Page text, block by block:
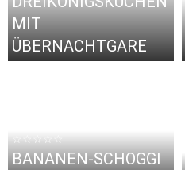
MIT
ÜBERNACHTGARE
☆☆☆☆☆
BANANEN-SCHOGGI